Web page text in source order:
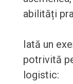
abilități
Iată un
potrivită
logistic: